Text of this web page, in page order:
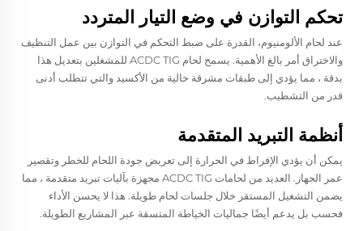
تحكم التوازن في وضع التيار المتردد
عند لحام الألومنيوم، القدرة على ضبط التحكم في التوازن بين عمل التنظيف
والاختراق أمر بالغ الأهمية. يسمح لحام ACDC TIG للمشغلين بتعديل هذا
بدقة ، مما يؤدي إلى طبقات مشرقة خالية من الأكسيد والتي تتطلب أدنى
قدر من التشطيب.
أنظمة التبريد المتقدمة
يمكن أن يؤدي الإفراط في الحرارة إلى تعريض جودة اللحام للخطر وتقصير
عمر الجهاز. العديد من لحامات ACDC TIG مجهزة بآليات تبريد متقدمة ، مما
يضمن التشغيل المستقر خلال جلسات لحام طويلة. هذا لا يحسن الأداء
فحسب بل يدعم أيضًا جماليات الخياطة المتسقة عبر المشاريع الطويلة.